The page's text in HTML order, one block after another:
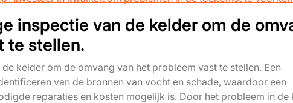
inspectie van de kelder om de
te stellen.
kelder om de omvang van het probleem vast te stellen. Een
van de bronnen van vocht en schade, waardoor een
reparaties en kosten mogelijk is. Door het probleem in de